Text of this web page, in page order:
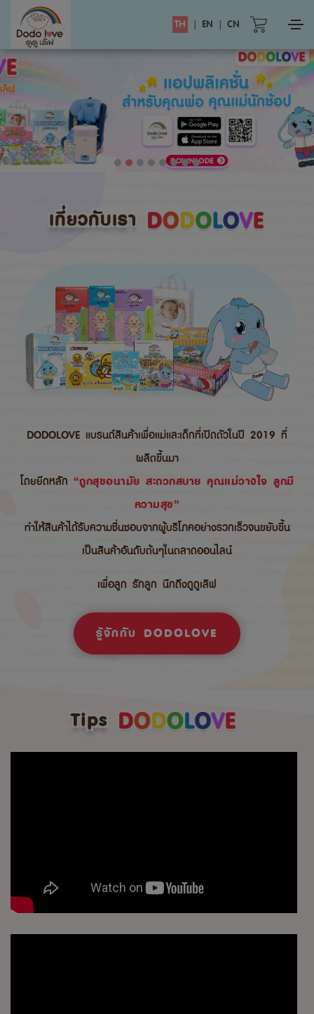
TH | EN | CN
เกี่ยวกับเรา
DODOLOVE แบรนด์สินค้าเพื่อแม่และเด็กที่เปิดตัวในปี 2019 ที่
ผลิตขึ้นมา
โดยยึดหลัก “ถูกสุขอนามัย สะดวกสบาย คุณแม่วางใจ ลูกมี
ความสุข”
ทำให้สินค้าได้รับความชื่นชอบจากผู้บริโภคอย่างรวกเร็วจนขยับขึ้น
เป็นสินค้าอันดับต้นๆในตลาดออนไลน์
เพื่อลูก รักลูก นึกถึงดูดูเลิฟ
รู้จักกับ DODOLOVE
Tips